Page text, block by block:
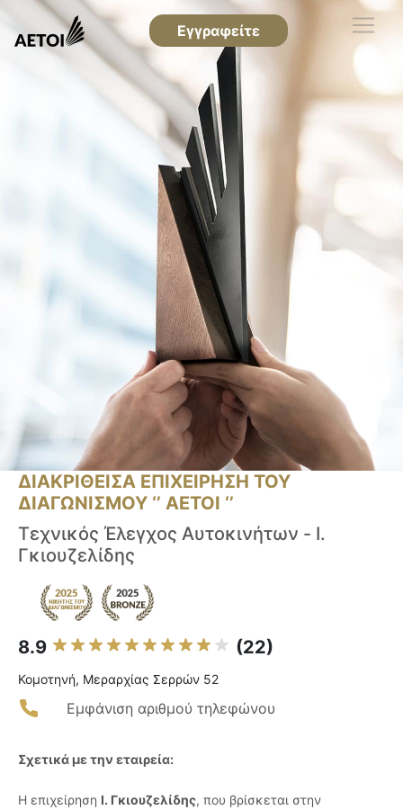
Εγγραφείτε
ΔΙΑΚΡΙΘΕΙΣΑ ΕΠΙΧΕΙΡΗΣΗ ΤΟΥ
ΔΙΑΓΩΝΙΣΜΟΥ ‘’ ΑΕΤΟΙ ‘’
Τεχνικός Έλεγχος Αυτοκινήτων - Ι.
Γκιουζελίδης
8.9 (22)
Κομοτηνή, Μεραρχίας Σερρών 52
Εμφάνιση αριθμού τηλεφώνου
Σχετικά με την εταιρεία:
Η επιχείρηση Ι. Γκιουζελίδης, που βρίσκεται στην